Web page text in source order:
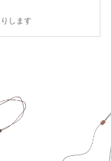
します